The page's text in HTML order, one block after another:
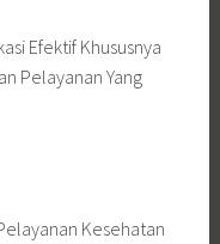
Efektif Khususnya
Pelayanan Yang
Kesehatan